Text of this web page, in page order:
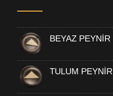
BEYAZ PEYNİR
TULUM PEYNİRİ